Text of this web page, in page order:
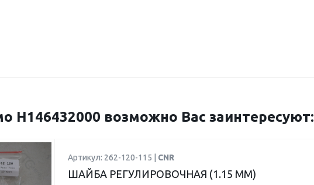
H146432000 возможно Вас заинтересуют:
Артикул: 262-120-115 | CNR
ШАЙБА РЕГУЛИРОВОЧНАЯ (1.15 MM)